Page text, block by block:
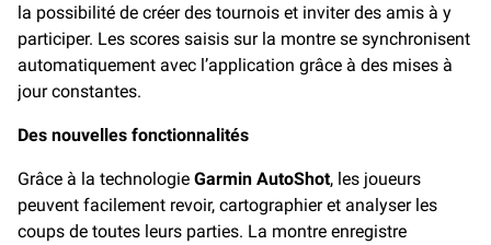
la possibilité de créer des tournois et inviter des amis à y
participer. Les scores saisis sur la montre se synchronisent
automatiquement avec l’application grâce à des mises à
jour constantes.
Des nouvelles fonctionnalités
Grâce à la technologie Garmin AutoShot, les joueurs
peuvent facilement revoir, cartographier et analyser les
coups de toutes leurs parties. La montre enregistre